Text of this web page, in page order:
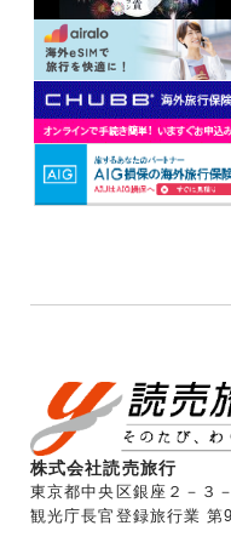
株式会社読売旅行
東京都中央区銀座２－３
観光庁長官登録旅行業 第